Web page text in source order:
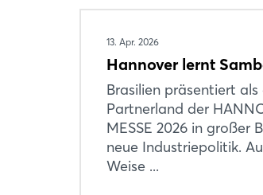
13. Apr. 2026
Hannover lernt
Brasilien präsentiert als
Partnerland der
MESSE 2026 in großer
neue Industriepolitik.
Weise ...